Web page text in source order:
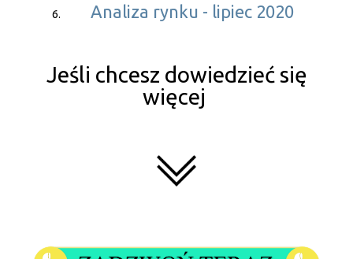
Analiza rynku - lipiec 2020
Jeśli chcesz dowiedzieć się
więcej